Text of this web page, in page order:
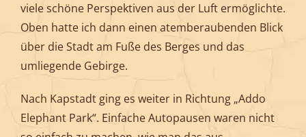
viele schöne Perspektiven aus der Luft ermöglichte.
Oben hatte ich dann einen atemberaubenden Blick
über die Stadt am Fuße des Berges und das
umliegende Gebirge.
Nach Kapstadt ging es weiter in Richtung „Addo
Elephant Park“. Einfache Autopausen waren nicht